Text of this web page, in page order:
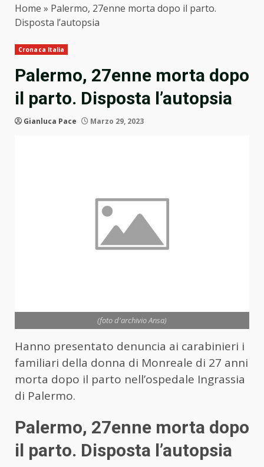
Home » Palermo, 27enne morta dopo il parto.
Disposta l’autopsia
Cronaca Italia
Palermo, 27enne morta dopo
il parto. Disposta l’autopsia
Gianluca Pace Marzo 29, 2023
(foto d'archivio Ansa)
Hanno presentato denuncia ai carabinieri i
familiari della donna di Monreale di 27 anni
morta dopo il parto nell’ospedale Ingrassia
di Palermo.
Palermo, 27enne morta dopo
il parto. Disposta l’autopsia